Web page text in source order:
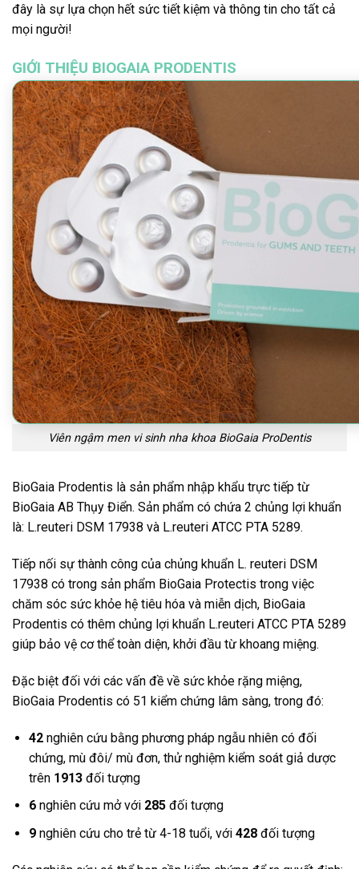
đây là sự lựa chọn hết sức tiết kiệm và thông tin cho tất cả
mọi người!
GIỚI THIỆU BIOGAIA PRODENTIS
Viên ngậm men vi sinh nha khoa BioGaia ProDentis
BioGaia Prodentis là sản phẩm nhập khẩu trực tiếp từ
BioGaia AB Thụy Điển. Sản phẩm có chứa 2 chủng lợi khuẩn
là: L.reuteri DSM 17938 và L.reuteri ATCC PTA 5289.
Tiếp nối sự thành công của chủng khuẩn L. reuteri DSM
17938 có trong sản phẩm BioGaia Protectis trong việc
chăm sóc sức khỏe hệ tiêu hóa và miễn dịch, BioGaia
Prodentis có thêm chủng lợi khuẩn L.reuteri ATCC PTA 5289
giúp bảo vệ cơ thể toàn diện, khởi đầu từ khoang miệng.
Đặc biệt đối với các vấn đề về sức khỏe rặng miệng,
BioGaia Prodentis có 51 kiểm chứng lâm sàng, trong đó:
42nghiên cứu bằng phương pháp ngẫu nhiên có đối
chứng, mù đôi/ mù đơn, thử nghiệm kiểm soát giả dược
trên 1913 đối tượng
6nghiên cứu mở với 285đối tượng
9nghiên cứu cho trẻ từ 4-18 tuổi, với 428 đối tượng